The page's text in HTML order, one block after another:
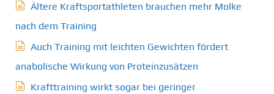
Ältere Kraftsportathleten brauchen mehr Molke
nach dem Training
Auch Training mit leichten Gewichten fördert
anabolische Wirkung von Proteinzusätzen
Krafttraining wirkt sogar bei geringer